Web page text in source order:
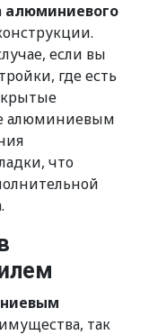
алюминиевого
если вы
где есть
алюминиевым
что
так